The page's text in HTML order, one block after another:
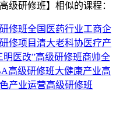
级研修班】 相似的课程：
修班全国医药行业工商企
修项目清大老科协医疗产
明医改”高级研修班商帅全
高级研修班大健康产业高
产业运营高级研修班